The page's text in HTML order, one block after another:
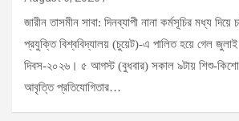
জারীন তাসমীন সাবা: দিনব্যাপী নানা কর্মসূচির মধ্য
প্রযুক্তি বিশ্ববিদ্যালয় (চুয়েট)-এ পালিত হয়ে গেল
দিবস-২০২৬। ৫ আগস্ট (বুধবার) সকাল ৯টায় শিশু-
আবৃত্তি প্রতিযোগিতার…